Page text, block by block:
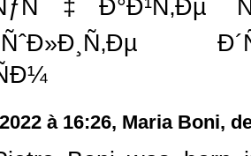
à 16:26, Maria Boni,